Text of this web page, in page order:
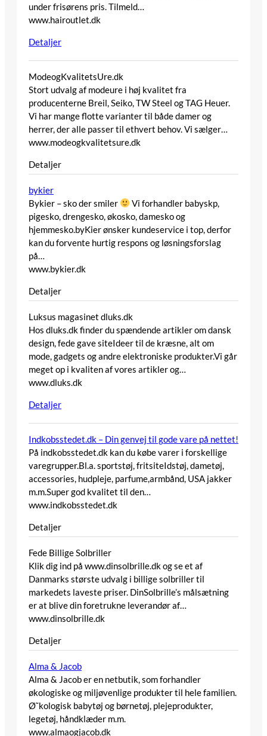
under frisørens pris. Tilmeld…
www.hairoutlet.dk
Detaljer
ModeogKvalitetsUre.dk
Stort udvalg af modeure i høj kvalitet fra
producenterne Breil, Seiko, TW Steel og TAG Heuer.
Vi har mange flotte varianter til både damer og
herrer, der alle passer til ethvert behov. Vi sælger…
www.modeogkvalitetsure.dk
Detaljer
bykier
Bykier – sko der smiler
Vi forhandler babyskp,
pigesko, drengesko, økosko, damesko og
hjemmesko.byKier ønsker kundeservice i top, derfor
kan du forvente hurtig respons og løsningsforslag
på…
www.bykier.dk
Detaljer
Luksus magasinet dluks.dk
Hos dluks.dk finder du spændende artikler om dansk
design, fede gave siteIdeer til de kræsne, alt om
mode, gadgets og andre elektroniske produkter.Vi går
meget op i kvaliten af vores artikler og…
www.dluks.dk
Detaljer
Indkobsstedet.dk – Din genvej til gode vare på nettet!
På indkobsstedet.dk kan du købe varer i forskellige
varegrupper.Bl.a. sportstøj, fritsiteIdstøj, dametøj,
accessories, hudpleje, parfume,armbånd, USA jakker
m.m.Super god kvalitet til den…
www.indkobsstedet.dk
Detaljer
Fede Billige Solbriller
Klik dig ind på www.dinsolbrille.dk og se et af
Danmarks største udvalg i billige solbriller til
markedets laveste priser. DinSolbrille’s målsætning
er at blive din foretrukne leverandør af…
www.dinsolbrille.dk
Detaljer
Alma & Jacob
Alma & Jacob er en netbutik, som forhandler
økologiske og miljøvenlige produkter til hele familien.
Ø˜kologisk babytøj og børnetøj, plejeprodukter,
legetøj, håndklæder m.m.
www.almaogjacob.dk